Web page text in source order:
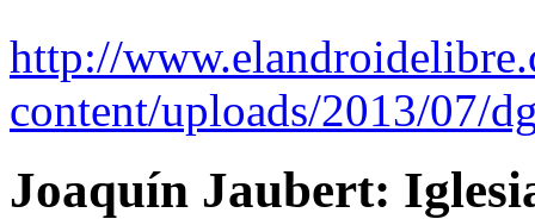
http://
content/uploads/2013/07/
Joaquín Jaubert: